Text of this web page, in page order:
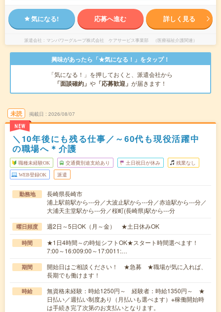
気になる! 応募へ進む 詳しく見る
派遣会社 マンパワーグループ株式会社 ケアサービス事業部 （医療福祉介護関連）
興味があったら「★気になる！」をタップ！
「気になる！」を押しておくと、派遣会社から
「面談確約」 や 「応募歓迎」 が届きます！
未読
NEW
掲載日 2026/08/07
＼10年後にも残る仕事／～60代も現役活躍中
の職場へ＊介護
職種未経験OK 交通費別途支給あり 土日祝日が休み 残業なし
WEB登録OK 派遣
勤務地
長崎県長崎市
浦上駅前駅から---分／大波止駅から---分／赤迫駅から---分／
大浦天主堂駅から---分／桜町(長崎県)駅から---分
曜日頻度 週2日～5日OK（月～金） ★土日休みOK
時間
★1日4時間～の時短シフトOK★スタート時間選べます！
7:00～16:009:00～17:0011:…
期間
開始日はご相談ください！ ★急募 ★職場が気に入れば、
長期でも働けます！
時給
無資格未経験：時給1250円～ 経験者：時給1350円～ ★
日払い／週払い制度あり（月払いも選べます）※稼働開始時
は手続き完了次第のお支払いとなります。